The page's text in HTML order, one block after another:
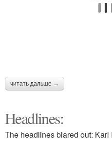
читать дальше →
Headlines:
The headlines blared out: